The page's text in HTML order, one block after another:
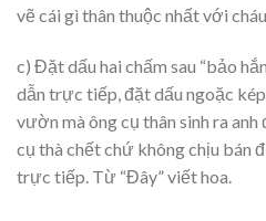
vẽ cái gì thân thuộc nhất với
c) Đặt dấu hai chấm sau “bảo
dẫn trực tiếp, đặt dấu ngoặc
vườn mà ông cụ thân sinh ra anh
cụ thà chết chứ không chịu bán
trực tiếp. Từ “Đây” viết hoa.